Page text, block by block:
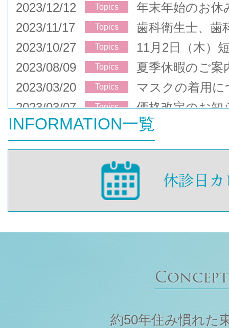
2023/12/12
Topics
年末年始のお休
2023/11/17
Topics
歯科衛生士、歯
2023/10/27
Topics
11月2日（木）
2023/08/09
Topics
夏季休暇のご案
2023/03/20
Topics
マスクの着用に
2023/03/07
Topics 価格改定のお知
INFORMATION一覧
Concept
約50年住み慣れた